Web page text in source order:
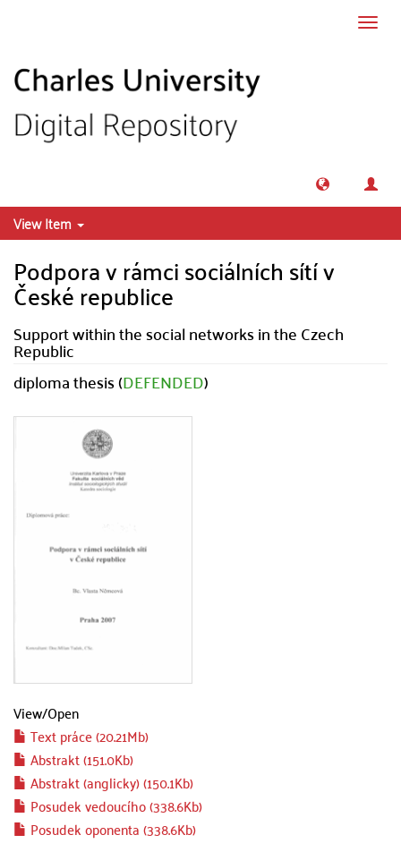
View Item
Podpora v rámci sociálních sítí v
České republice
Support within the social networks in the Czech
Republic
diploma thesis (DEFENDED)
View/Open
Text práce (20.21Mb)
Abstrakt (151.0Kb)
Abstrakt (anglicky) (150.1Kb)
Posudek vedoucího (338.6Kb)
Posudek oponenta (338.6Kb)